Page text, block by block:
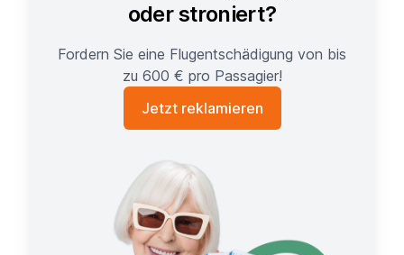
oder stroniert?
Fordern Sie eine Flugentschädigung von bis
zu 600 € pro Passagier!
Jetzt reklamieren